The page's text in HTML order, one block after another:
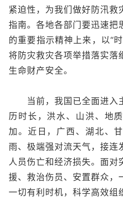
紧迫性，为我们做好防汛救
指南。各地各部门要迅速把
的重要指示精神上来，以“
将防灾救灾各项举措落实落
生命财产安全。
当前，我国已全面进入主
历时长，洪水、山洪、地
加。近日，广西、湖北、
雨、极端强对流天气，接连
人员伤亡和经济损失。面对
援、救治伤员、安置群众，
一切有利时机，科学高效组